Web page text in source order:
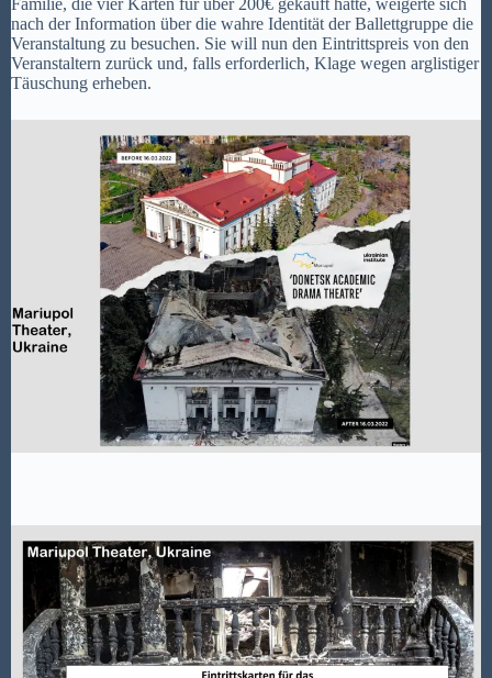
Familie, die vier Karten für über 200€ gekauft hatte, weigerte sich
nach der Information über die wahre Identität der Ballettgruppe die
Veranstaltung zu besuchen. Sie will nun den Eintrittspreis von den
Veranstaltern zurück und, falls erforderlich, Klage wegen arglistiger
Täuschung erheben.